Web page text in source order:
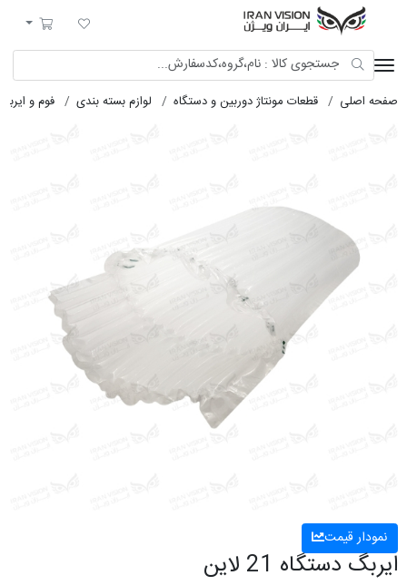
لیست مورد علاقه
سبد خرید
صفحه اصلی قطعات مونتاژ دوربین و دستگاه لوازم بسته بندی فوم و
نمودار قیمت
ایربگ دستگاه 21 لاین